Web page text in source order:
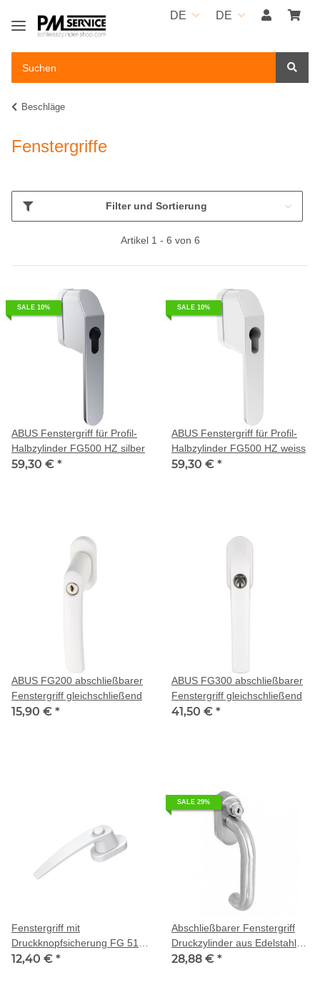
DE DE
Beschläge
Fenstergriffe
Filter und Sortierung
Artikel 1 - 6 von 6
SALE 10%
ABUS Fenstergriff für Profil-
Halbzylinder FG500 HZ silber
59,30 € *
SALE 10%
ABUS Fenstergriff für Profil-
Halbzylinder FG500 HZ weiss
59,30 € *
ABUS FG200 abschließbarer
Fenstergriff gleichschließend
15,90 € *
ABUS FG300 abschließbarer
Fenstergriff gleichschließend
41,50 € *
Fenstergriff mit
Druckknopfsicherung FG 514,
weiss
12,40 € *
SALE 29%
Abschließbarer Fenstergriff
Druckzylinder aus Edelstahl
SKG** geprüft
28,88 € *